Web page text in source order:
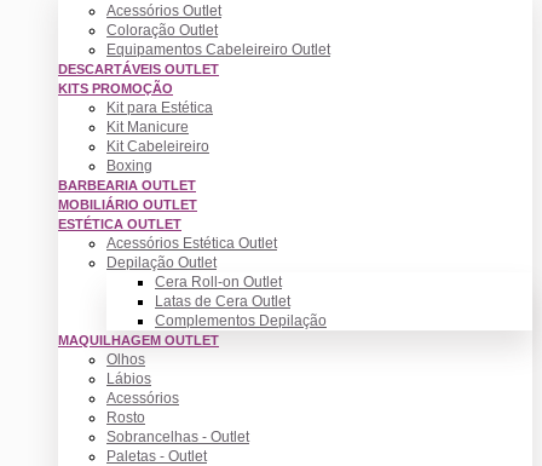
Acessórios Outlet
Coloração Outlet
Equipamentos Cabeleireiro Outlet
DESCARTÁVEIS OUTLET
KITS PROMOÇÃO
Kit para Estética
Kit Manicure
Kit Cabeleireiro
Boxing
BARBEARIA OUTLET
MOBILIÁRIO OUTLET
ESTÉTICA OUTLET
Acessórios Estética Outlet
Depilação Outlet
Cera Roll-on Outlet
Latas de Cera Outlet
Complementos Depilação
MAQUILHAGEM OUTLET
Olhos
Lábios
Acessórios
Rosto
Sobrancelhas - Outlet
Paletas - Outlet